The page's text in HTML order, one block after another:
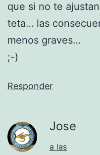
que si no te
teta… las
menos graves…
;-)
Responder
Jose
a las